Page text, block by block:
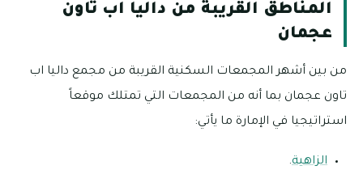
المناطق القريبة من داليا اب تاون
عجمان
من بين أشهر المجمعات السكنية القريبة من مجمع داليا اب
تاون عجمان بما أنه من المجمعات التي تمتلك موقعاً
استراتيجيا في الإمارة ما يأتي:
الزاهية.